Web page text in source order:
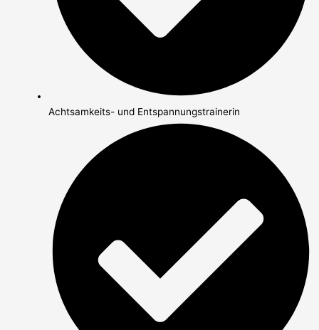
Achtsamkeits- und Entspannungstrainerin